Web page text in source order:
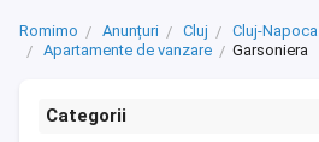
Romimo Anunțuri Cluj Cluj-Napoca
Apartamente de vanzare
Garsoniera
Categorii